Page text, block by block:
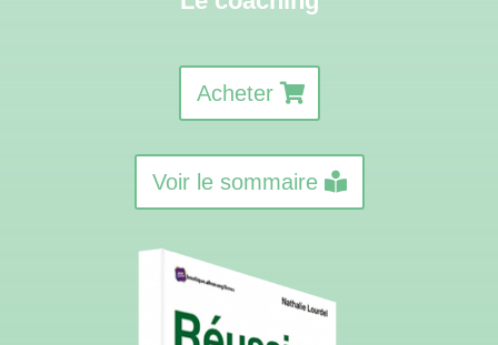
Acheter
Voir le sommaire